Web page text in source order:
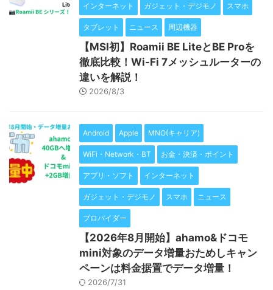
インターネット ガジェット・デジモノ スマホ
タブレット ニュース 周辺機器
【MSI初】Roamii BE LiteとBE Proを
徹底比較！Wi-Fi 7メッシュルーターの
違いを解説！
2026/8/3
Android Apple MNO(キャリア)
WiFi・Network・BT お金・決済・ポイント
アプリ・ソフト インターネット
ガジェット・デジモノ スマホ ニュース
プロバイダー
【2026年8月開始】ahamo&ドコモ
mini対象のデータ増量おためしキャン
ペーンは料金据置でデータ増量！
2026/7/31